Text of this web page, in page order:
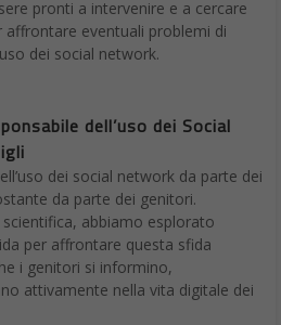
pronti a intervenire e a cercare
eventuali problemi di
dei social network.
dell’uso dei Social
dei social network da parte dei
da parte dei genitori.
abbiamo esplorato
per affrontare questa sfida
i genitori si informino,
attivamente nella vita digitale dei